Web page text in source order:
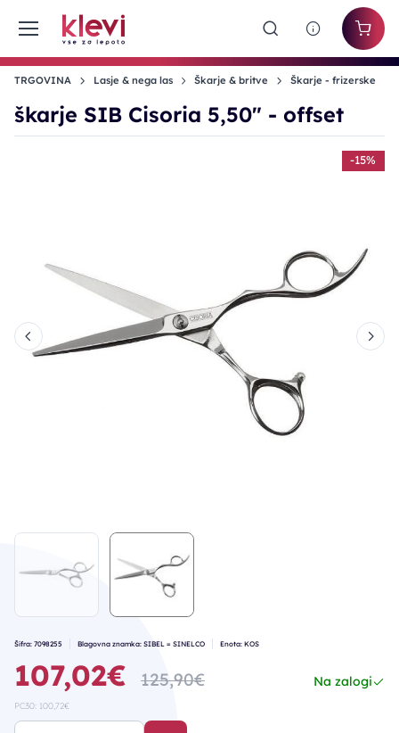
TRGOVINA Lasje & nega las Škarje & britve Škarje - frizerske
škarje SIB Cisoria 5,50" - offset
-15%
Šifra: 7098255 Blagovna znamka: SIBEL = SINELCO Enota: KOS
107,02€ 125,90€ Na zalogi
PC30: 100,72€